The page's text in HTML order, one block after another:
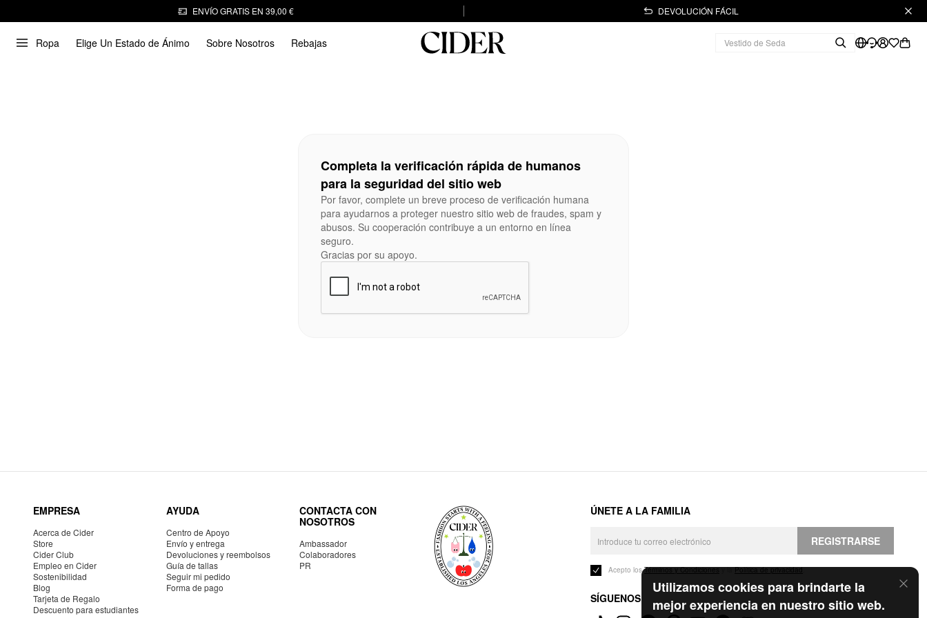
ENVÍO GRATIS EN 39,00 € DEVOLUCIÓN FÁCIL
Ropa Elige Un Estado de Ánimo Sobre Nosotros Rebajas
Utilizamos cookies para brindarte la
mejor experiencia en nuestro sitio web.
Completa la verificación rápida de humanos
para la seguridad del sitio web
Por favor, complete un breve proceso de verificación humana
para ayudarnos a proteger nuestro sitio web de fraudes, spam y
abusos. Su cooperación contribuye a un entorno en línea
seguro.
Gracias por su apoyo.
EMPRESA
Acerca de Cider
Store
Cider Club
Empleo en Cider
Sostenibilidad
Blog
Tarjeta de Regalo
Descuento para estudiantes
AYUDA
Centro de Apoyo
Envío y entrega
Devoluciones y reembolsos
Guía de tallas
Seguir mi pedido
Forma de pago
CONTACTA CON
NOSOTROS
Ambassador
Colaboradores
PR
ÚNETE A LA FAMILIA
REGISTRARSE
Acepto losTérminos y Condicionesy laPolítica de privacidad.
SÍGUENOS